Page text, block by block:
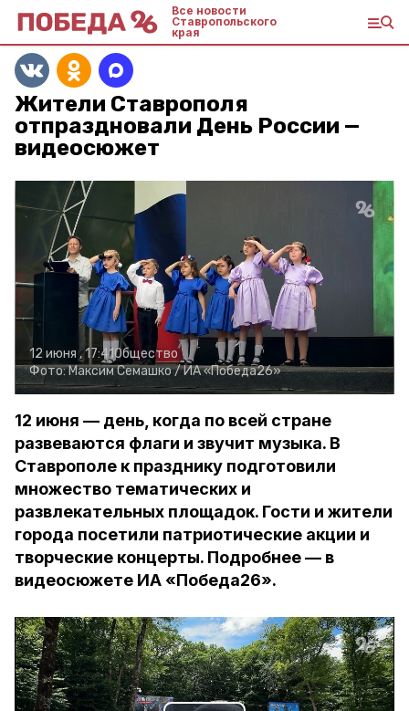
Все новости
Ставропольского
края
Жители Ставрополя
отпраздновали День России —
видеосюжет
12 июня , 17:41Общество
Фото:Максим Семашко /ИА «Победа26»
12 июня — день, когда по всей стране
развеваются флаги и звучит музыка. В
Ставрополе к празднику подготовили
множество тематических и
развлекательных площадок. Гости и жители
города посетили патриотические акции и
творческие концерты. Подробнее — в
видеосюжете ИА «Победа26».